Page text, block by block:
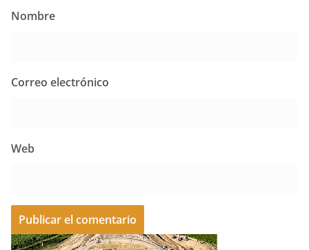
Nombre
Correo electrónico
Web
A